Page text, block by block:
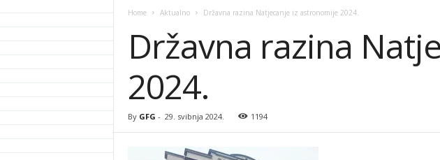
A
Home Aktualno Državna razina Natjecanje iz astronomije 2024.
Državna razina
2024.
By GFG - 29. svibnja 2024. 1194